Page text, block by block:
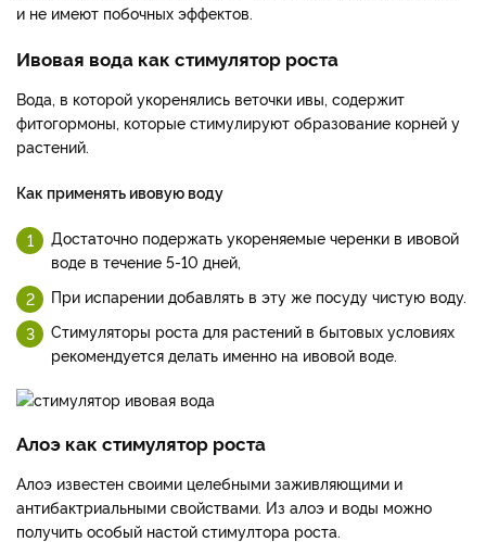
и не имеют побочных эффектов.
Ивовая вода как стимулятор роста
Вода, в которой укоренялись веточки ивы, содержит
фитогормоны, которые стимулируют образование корней у
растений.
Как применять ивовую воду
Достаточно подержать укореняемые черенки в ивовой
воде в течение 5-10 дней,
При испарении добавлять в эту же посуду чистую воду.
Стимуляторы роста для растений в бытовых условиях
рекомендуется делать именно на ивовой воде.
Алоэ как стимулятор роста
Алоэ известен своими целебными заживляющими и
антибактриальными свойствами. Из алоэ и воды можно
получить особый настой стимултора роста.